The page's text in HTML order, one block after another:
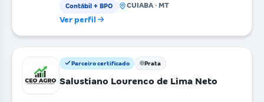
Contábil + BPO CUIABA · MT
Ver perfil
Parceiro certificado Prata
Salustiano Lourenco de Lima Neto